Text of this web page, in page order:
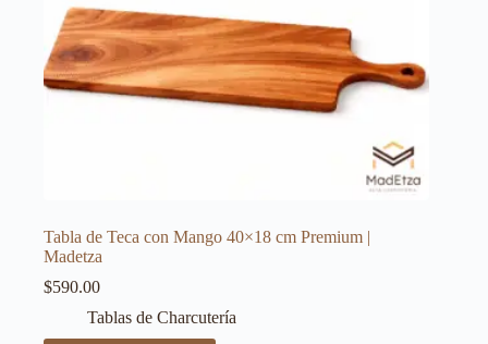
Tabla de Teca con Mango 40×18 cm Premium |
Madetza
$590.00
Tablas de Charcutería